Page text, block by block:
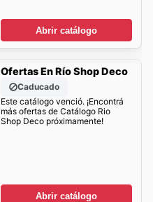
Abrir catálogo
Ofertas En Río Shop Deco
Caducado
Este catálogo venció. ¡Encontrá
más ofertas de Catálogo Rio
Shop Deco próximamente!
Abrir catálogo